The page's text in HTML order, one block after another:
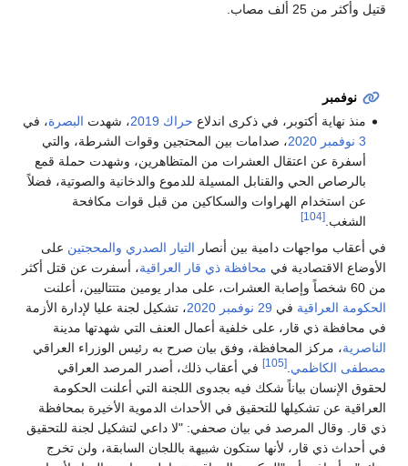
قتيل وأكثر من 25 ألف مصاب.
نوفمبر
منذ نهاية أكتوبر، في ذكرى اندلاع حراك 2019 ، شهدت البصرة، في
3 نوفمبر
2020، صدامات بين المحتجين وقوات الشرطة، والتي
أسفرة عن اعتقال العشرات من المتظاهرين، وشهدت حملة قمع
بالرصاص الحي والقنابل المسيلة للدموع والدخانية والصوتية، فضلاً
عن استخدام الهراوات والسكاكين من قبل قوات مكافحة
الشغب.[104]
في أعقاب مواجهات دامية بين أنصار التيار الصدري والمحجتين على
الأوضاع الاقتصادية في محافظة ذي قار العراقية، أسفرت عن قتل أكثر
من 60 شخصاً وإصابة العشرات، على مدار يومين متتتاليين، أعلنت
الحكومة العراقية في 29 نوفمبر 2020، تشكيل لجنة عليا لإدارة الأزمة
في محافظة ذي قار، على خلفية أعمال العنف التي شهدتها مدينة
الناصرية، مركز المحافظة، وفق بيان صرح به رئيس الوزراء العراقي
مصطفى الكاظمي [105]
في أعقاب ذلك، أصدر المرصد العراقي
لحقوق الإنسان بياناً شكك فيه بجدوى اللجنة التي أعلنت الحكومة
العراقية عن تشكيلها للتحقيق في الأحداث الدموية الأخيرة بمحافظة
ذي قار. وقال المرصد في بيان صحفي: "لا داعي لتشكيل لجنة للتحقيق
في أحداث ذي قار، لأنها ستكون شبيهة باللجان السابقة، ولن تخرج